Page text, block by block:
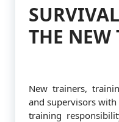
THE NEW
New trainers,
and supervisors with
training